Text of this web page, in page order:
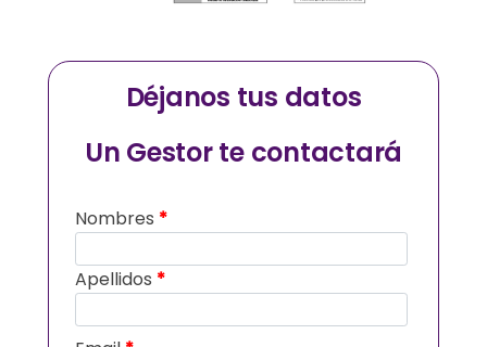
Déjanos tus datos
Un Gestor te contactará